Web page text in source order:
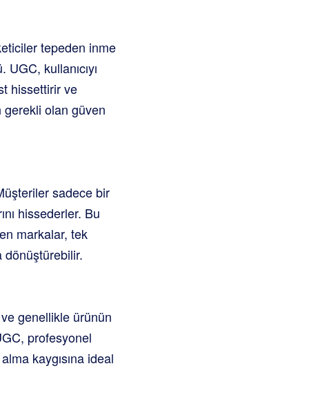
tepeden inme
kullanıcıyı
hissettirir ve
gerekli olan güven
sadece bir
hissederler. Bu
markalar, tek
dönüştürebilir.
genellikle ürünün
profesyonel
kaygısına ideal